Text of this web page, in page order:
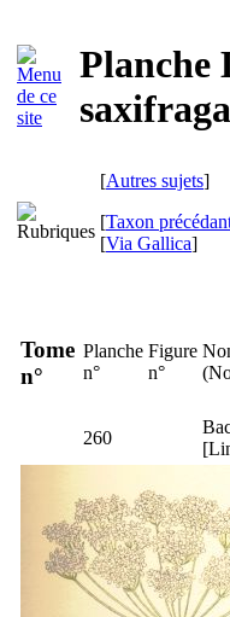
Planche
saxifraga
[Autres sujets]
[Taxon
[Via Gallica]
Tome
n°
Planche
n°
Figure
n°
(
260